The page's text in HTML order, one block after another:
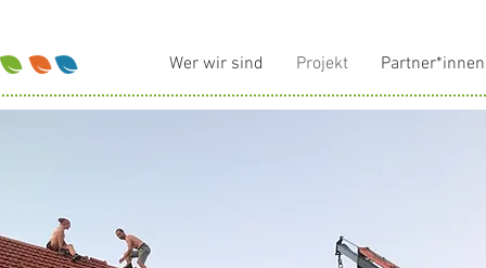
Wer wir sind Projekt Partner*innen